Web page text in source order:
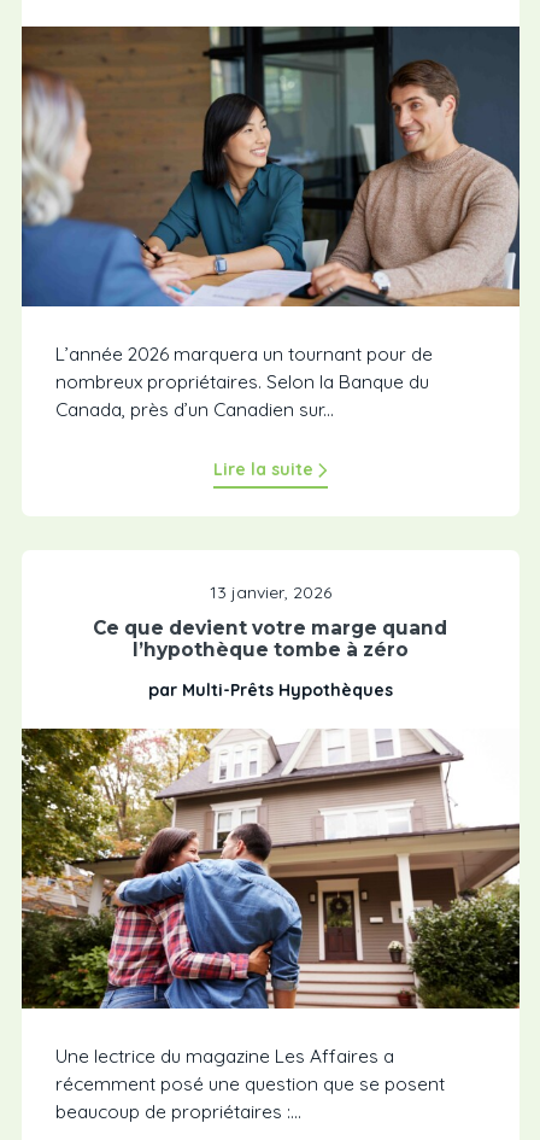
L’année 2026 marquera un tournant pour de
nombreux propriétaires. Selon la Banque du
Canada, près d’un Canadien sur...
Lire la suite
13 janvier, 2026
Ce que devient votre marge quand
l’hypothèque tombe à zéro
par Multi-Prêts Hypothèques
Une lectrice du magazine Les Affaires a
récemment posé une question que se posent
beaucoup de propriétaires :...